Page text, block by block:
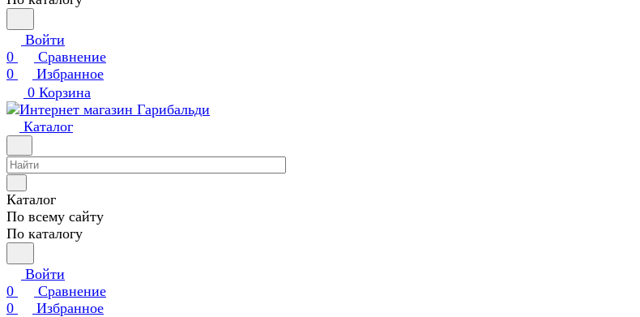
Войти
0
Сравнение
0
Избранное
0 Корзина
Каталог
Каталог
По всему сайту
По каталогу
Войти
0
Сравнение
0
Избранное